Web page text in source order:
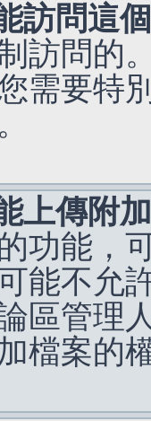
訪問這
訪問的
需要特
上傳附
功能，
能不允
區管理
檔案的